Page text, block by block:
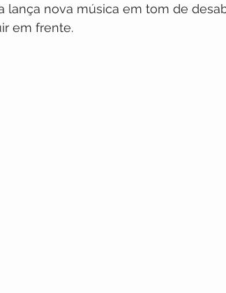
lança nova música em tom de
em frente.